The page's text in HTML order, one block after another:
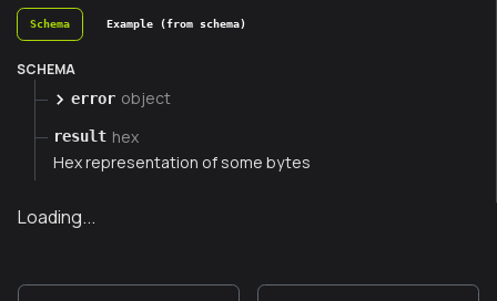
Schema Example (from schema)
SCHEMA
error object
result hex
Hex representation of some bytes
Loading...